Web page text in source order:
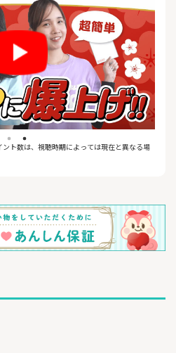
ゃれ・かわいい・和風から結婚・
ーズまで、オンライン年賀状印刷
リジナルも、ウェブポでＯＫ！
印刷する必要はありません。
術で、“写真がキレイ“
質に仕上げます。
日投函＆出荷
ト数は、視聴時期によっては現在と異なる場